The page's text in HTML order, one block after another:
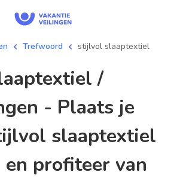
Trefwoord stijlvol slaaptextiel
- Plaats je
slaaptextiel
profiteer van